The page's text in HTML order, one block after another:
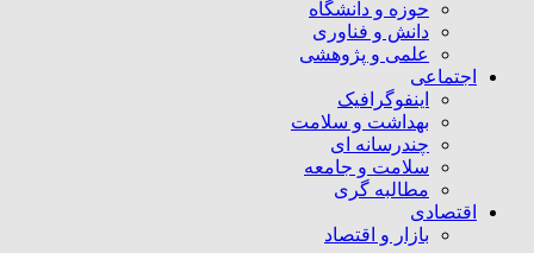
حوزه و دانشگاه
دانش و فناوری
علمی و پژوهشی
اجتماعی
اینفوگرافیک
بهداشت و سلامت
چندرسانه ای
سلامت و جامعه
مطالبه گری
اقتصادی
بازار و اقتصاد